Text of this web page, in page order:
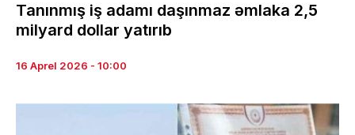
Tanınmış iş adamı daşınmaz əmlaka 2,5
milyard dollar yatırıb
16 Aprel 2026 - 10:00